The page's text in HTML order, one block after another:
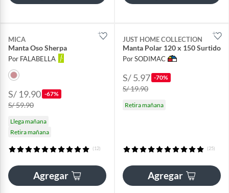
MICA
Manta Oso Sherpa
Por FALABELLA
S/ 19.90 -67%
S/ 59.90
Llega mañana
Retira mañana
(12)
Agregar
JUST HOME COLLECTION
Manta Polar 120 x 150 Surtido
Por SODIMAC
S/ 5.97 -70%
S/ 19.90
Retira mañana
(25)
Agregar